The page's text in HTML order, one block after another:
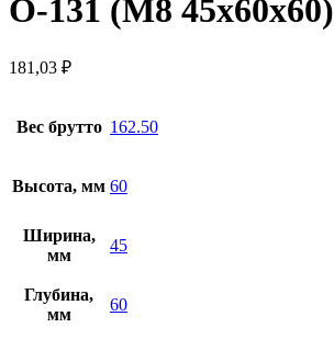
О-131 (М8 45х60х60)
181,03 ₽
Вес брутто 162.50
Высота, мм 60
Ширина,
мм
45
Глубина,
мм
60